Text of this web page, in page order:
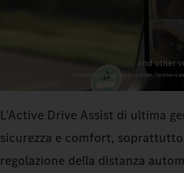
L'Active Drive Assist di ultima
sicurezza e comfort,
regolazione della distanza